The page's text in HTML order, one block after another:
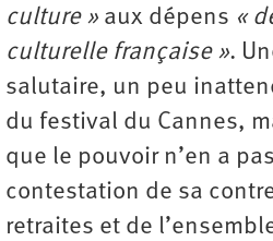
culture » aux dépens «
culturelle française ».
salutaire, un peu
du festival du Cannes,
que le pouvoir n’en a
contestation de sa
retraites et de